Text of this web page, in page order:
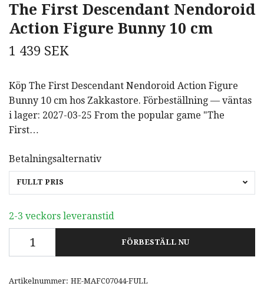
The First Descendant Nendoroid
Action Figure Bunny 10 cm
1 439 SEK
Köp The First Descendant Nendoroid Action Figure
Bunny 10 cm hos Zakkastore. Förbeställning — väntas
i lager: 2027-03-25 From the popular game "The
First…
Betalningsalternativ
FULLT PRIS
2-3 veckors leveranstid
FÖRBESTÄLL NU
Artikelnummer: HE-MAFC07044-FULL